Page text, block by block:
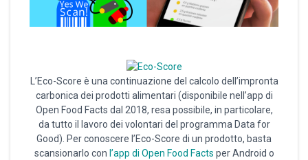
L’Eco-Score è una continuazione del calcolo dell’impronta
carbonica dei prodotti alimentari (disponibile nell’app di
Open Food Facts dal 2018, resa possibile, in particolare,
da tutto il lavoro dei volontari del programma Data for
Good). Per conoscere l’Eco-Score di un prodotto, basta
scansionarlo con l’app di Open Food Facts per Android o